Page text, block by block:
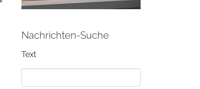
Nachrichten-Suche
Text